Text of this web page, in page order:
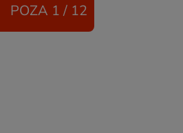
POZA 1 / 12